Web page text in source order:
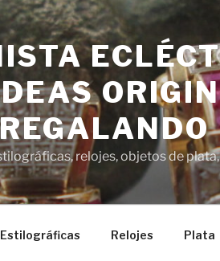
relojes, objetos de
Estilográficas Relojes Plata